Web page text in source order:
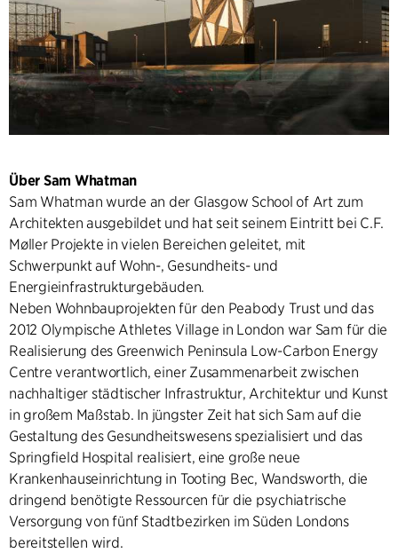
Über Sam Whatman
Sam Whatman wurde an der Glasgow School of Art zum
Architekten ausgebildet und hat seit seinem Eintritt bei C.F.
Møller Projekte in vielen Bereichen geleitet, mit
Schwerpunkt auf Wohn-, Gesundheits- und
Energieinfrastrukturgebäuden.
Neben Wohnbauprojekten für den Peabody Trust und das
2012 Olympische Athletes Village in London war Sam für die
Realisierung des Greenwich Peninsula Low-Carbon Energy
Centre verantwortlich, einer Zusammenarbeit zwischen
nachhaltiger städtischer Infrastruktur, Architektur und Kunst
in großem Maßstab. In jüngster Zeit hat sich Sam auf die
Gestaltung des Gesundheitswesens spezialisiert und das
Springfield Hospital realisiert, eine große neue
Krankenhauseinrichtung in Tooting Bec, Wandsworth, die
dringend benötigte Ressourcen für die psychiatrische
Versorgung von fünf Stadtbezirken im Süden Londons
bereitstellen wird.